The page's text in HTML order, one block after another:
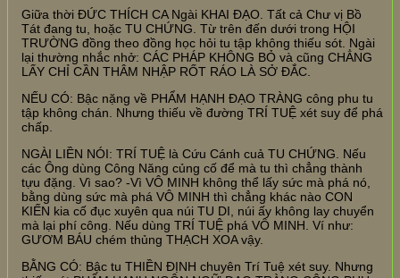
Giữa thời ĐỨC THÍCH CA Ngài KHAI ĐẠO. Tất cả Chư vị Bồ
Tát đang tu, hoặc TU CHỨNG. Từ trên đến dưới trong HỘI
TRƯỜNG đồng theo đồng học hỏi tu tập không thiếu sót. Ngài
lại thường nhắc nhở: CÁC PHÁP KHÔNG BỎ và cũng CHẲNG
LẤY CHỈ CẦN THÂM NHẬP RỐT RÁO LÀ SỞ ĐẮC.
NẾU CÓ: Bậc nặng về PHẨM HẠNH ĐẠO TRÀNG công phu tu
tập không chán. Nhưng thiếu về đường TRÍ TUỆ xét suy để phá
chấp.
NGÀI LIỀN NÓI: TRÍ TUỆ là Cứu Cánh cuả TU CHỨNG. Nếu
các Ông dùng Công Năng củng cố để mà tu thì chẳng thành
tựu đặng. Vì sao? -Vì VÔ MINH không thể lấy sức mà phá nó,
bằng dùng sức mà phá VÔ MINH thì chẳng khác nào CON
KIẾN kia cố đục xuyên qua núi TU DI, núi ấy không lay chuyển
mà lại phí công. Nếu dùng TRÍ TUỆ phá VÔ MINH. Ví như:
GƯƠM BÁU chém thủng THẠCH XOA vậy.
BẰNG CÓ: Bậc tu THIỀN ĐỊNH chuyên Trí Tuệ xét suy. Nhưng